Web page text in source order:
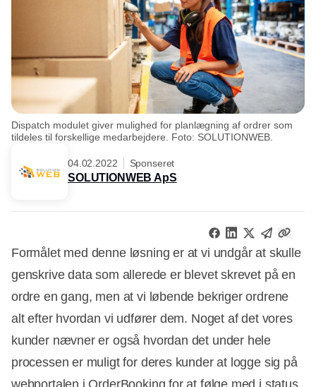
Dispatch modulet giver mulighed for planlægning af ordrer som
tildeles til forskellige medarbejdere. Foto: SOLUTIONWEB.
04.02.2022 Sponseret
SOLUTIONWEB ApS
Formålet med denne løsning er at vi undgår at skulle
genskrive data som allerede er blevet skrevet på en
ordre en gang, men at vi løbende bekriger ordrene
alt efter hvordan vi udfører dem. Noget af det vores
kunder nævner er også hvordan det under hele
processen er muligt for deres kunder at logge sig på
webportalen i OrderBooking for at følge med i status